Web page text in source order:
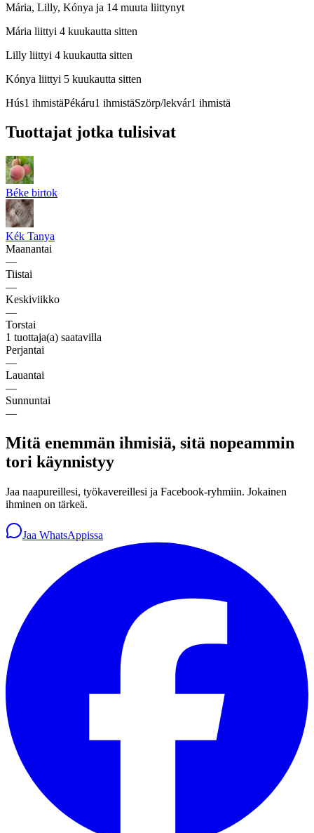
Mária, Lilly, Kónya ja 14 muuta liittynyt
Mária liittyi 4 kuukautta sitten
Lilly liittyi 4 kuukautta sitten
Kónya liittyi 5 kuukautta sitten
Hús1 ihmistäPékáru1 ihmistäSzörp/lekvár1 ihmistä
Tuottajat jotka tulisivat
Béke birtok
Kék Tanya
Maanantai
—
Tiistai
—
Keskiviikko
—
Torstai
1 tuottaja(a) saatavilla
Perjantai
—
Lauantai
—
Sunnuntai
—
Mitä enemmän ihmisiä, sitä nopeammin
tori käynnistyy
Jaa naapureillesi, työkavereillesi ja Facebook-ryhmiin. Jokainen
ihminen on tärkeä.
Jaa WhatsAppissa